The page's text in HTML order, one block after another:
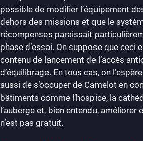
possible de modifier l’équipement
dehors des missions et que le
récompenses paraissait
phase d’essai. On suppose que ceci
contenu de lancement de l’accès
d’équilibrage. En tous cas, on
aussi de s’occuper de Camelot en
bâtiments comme l’hospice, la
l’auberge et, bien entendu,
n’est pas gratuit.